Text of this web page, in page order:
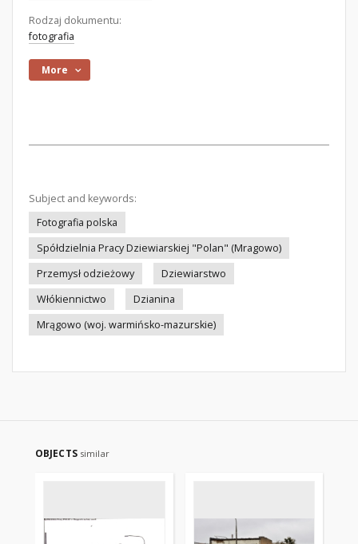
Rodzaj dokumentu:
fotografia
More
Subject and keywords:
Fotografia polska
Spółdzielnia Pracy Dziewiarskiej "Polan" (Mragowo)
Przemysł odzieżowy
Dziewiarstwo
Włókiennictwo
Dzianina
Mrągowo (woj. warmińsko-mazurskie)
OBJECTS similar